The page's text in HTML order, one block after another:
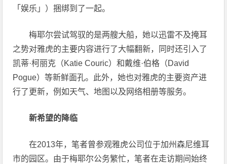
「娱乐」）捆绑到了一起。
梅耶尔尝试驾驭的是两艘大船，她以迅雷不及掩耳
之势对雅虎的主要内容进行了大幅翻新，同时还引入了
凯蒂·柯丽克（Katie Couric）和戴维·伯格（David
Pogue）等新鲜面孔。此外，她也对雅虎的主要资产进
行了更新，例如天气、地图以及网络相册等服务。
新希望的降临
在2013年，笔者曾参观雅虎公司位于加州森尼维耳
市的园区。由于梅耶尔公务繁忙，笔者在走访期间始终